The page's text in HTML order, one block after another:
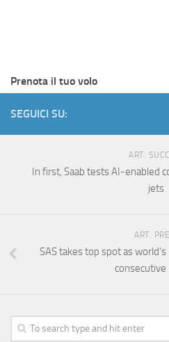
Prenota il tuo volo
SEGUICI SU:
ART.
In first, Saab tests AI-enabled
jets
ART.
SAS takes top spot as